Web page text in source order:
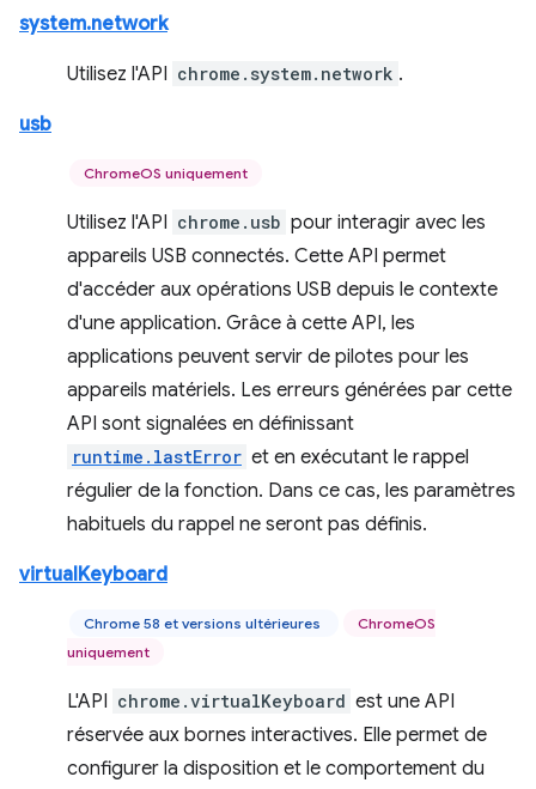
system.network
Utilisez l'API chrome.system.network .
usb
ChromeOS uniquement
Utilisez l'API chrome.usb pour interagir avec les
appareils USB connectés. Cette API permet
d'accéder aux opérations USB depuis le contexte
d'une application. Grâce à cette API, les
applications peuvent servir de pilotes pour les
appareils matériels. Les erreurs générées par cette
API sont signalées en définissant
runtime.lastError et en exécutant le rappel
régulier de la fonction. Dans ce cas, les paramètres
habituels du rappel ne seront pas définis.
virtualKeyboard
Chrome 58 et versions ultérieures
ChromeOS
uniquement
L'API chrome.virtualKeyboard est une API
réservée aux bornes interactives. Elle permet de
configurer la disposition et le comportement du